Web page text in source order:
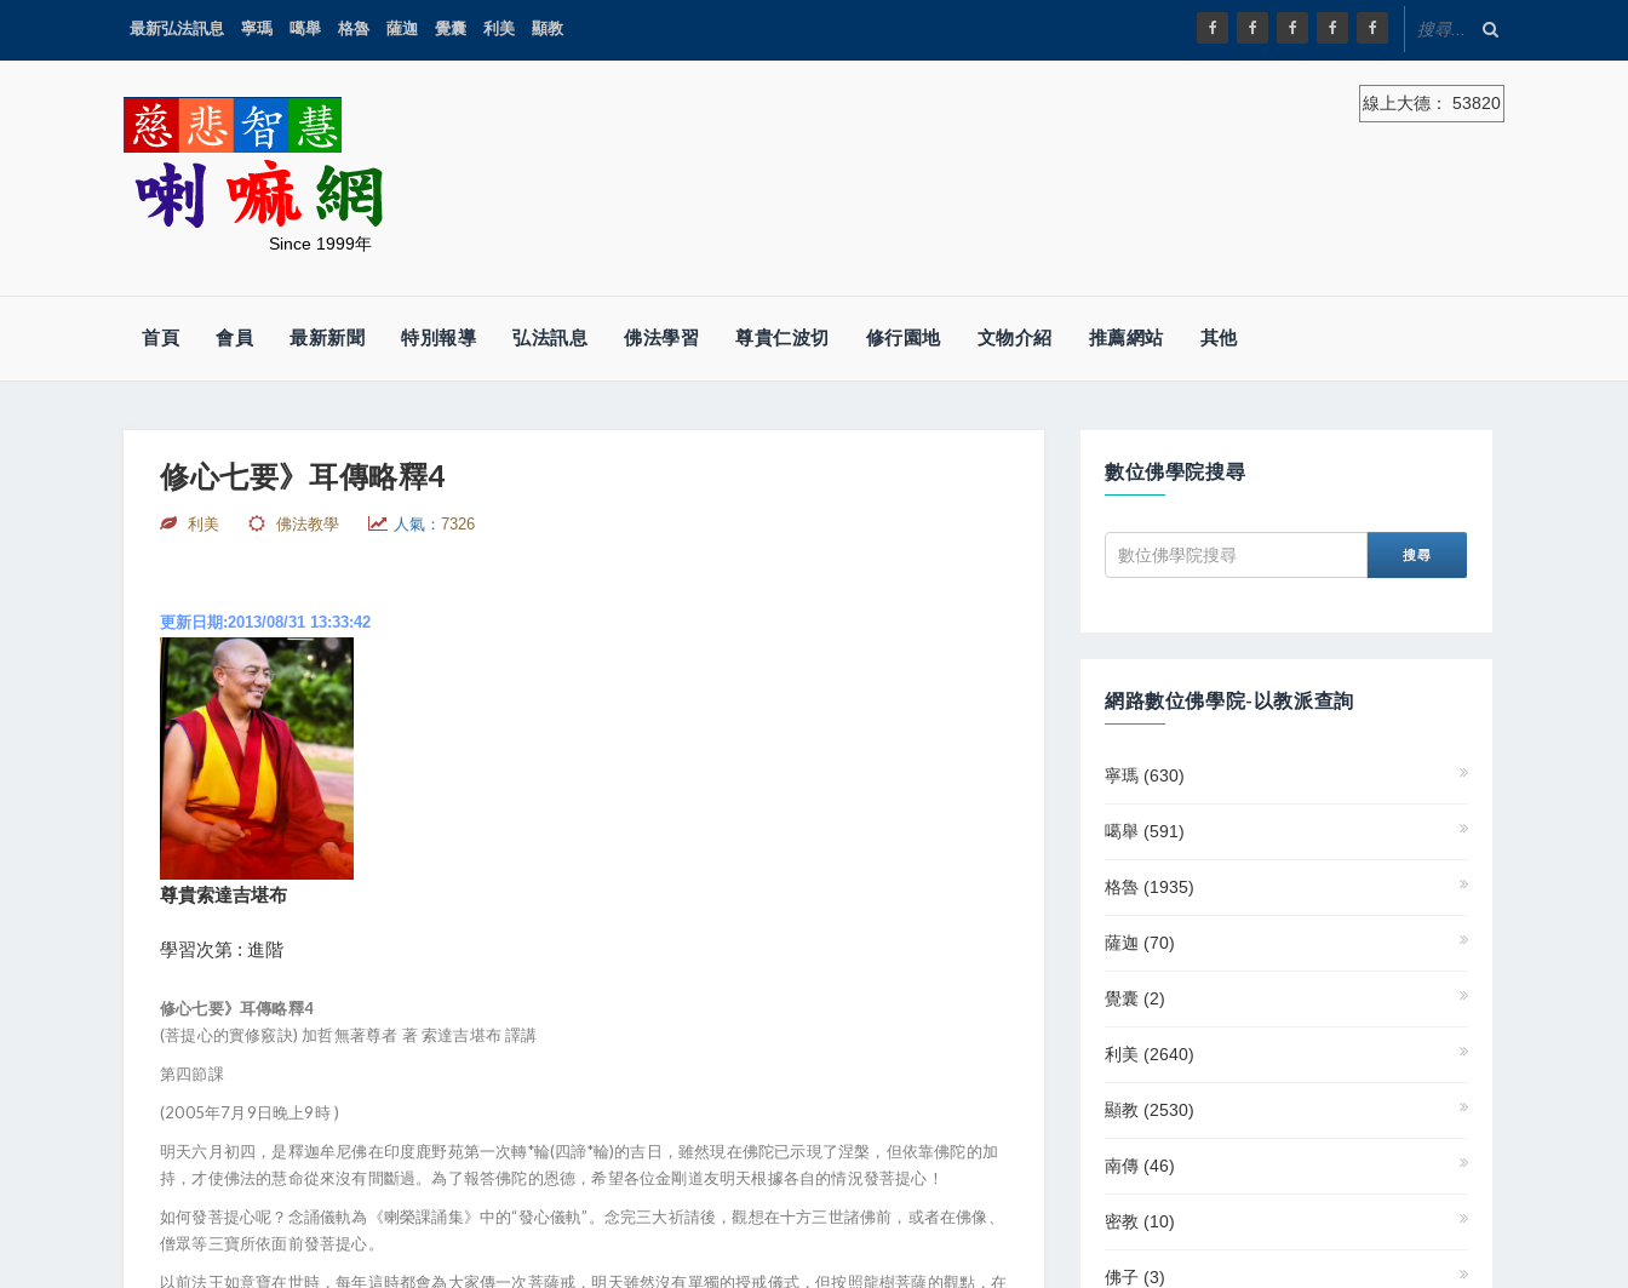
最新弘法訊息 寧瑪 噶舉 格魯 薩迦 覺囊 利美 顯教
Since 1999年
線上大德： 53820
首頁 會員 最新新聞 特別報導 弘法訊息 佛法學習 尊貴仁波切 修行園地 文物介紹 推薦網站 其他
修心七要》耳傳略釋4
利美 佛法教學 人氣： 7326
更新日期:2013/08/31 13:33:42
尊貴索達吉堪布
學習次第 : 進階
修心七要》耳傳略釋4
(菩提心的實修竅訣) 加哲無著尊者 著 索達吉堪布 譯講
第四節課
(2005年7月9日晚上9時 )
明天六月初四，是釋迦牟尼佛在印度鹿野苑第一次轉*輪(四諦*輪)的吉日，雖然現在佛陀已示現了涅槃，但依靠佛陀的加
持，才使佛法的慧命從來沒有間斷過。為了報答佛陀的恩德，希望各位金剛道友明天根據各自的情況發菩提心！
如何發菩提心呢？念誦儀軌為《喇榮課誦集》中的“發心儀軌”。念完三大祈請後，觀想在十方三世諸佛前，或者在佛像、
僧眾等三寶所依面前發菩提心。
以前法王如意寶在世時，每年這時都會為大家傳一次菩薩戒，明天雖然沒有單獨的授戒儀式，但按照龍樹菩薩的觀點，在
數位佛學院搜尋
網路數位佛學院-以教派查詢
寧瑪 (630)
噶舉 (591)
格魯 (1935)
薩迦 (70)
覺囊 (2)
利美 (2640)
顯教 (2530)
南傳 (46)
密教 (10)
佛子 (3)